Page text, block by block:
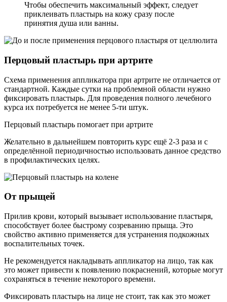
Чтобы обеспечить максимальный эффект, следует
приклеивать пластырь на кожу сразу после
принятия душа или ванны.
Перцовый пластырь при артрите
Схема применения аппликатора при артрите не отличается от
стандартной. Каждые сутки на проблемной области нужно
фиксировать пластырь. Для проведения полного лечебного
курса их потребуется не менее 5-ти штук.
Перцовый пластырь помогает при артрите
Желательно в дальнейшем повторить курс ещё 2-3 раза и с
определённой периодичностью использовать данное средство
в профилактических целях.
От прыщей
Прилив крови, который вызывает использование пластыря,
способствует более быстрому созреванию прыща. Это
свойство активно применяется для устранения подкожных
воспалительных точек.
Не рекомендуется накладывать аппликатор на лицо, так как
это может привести к появлению покраснений, которые могут
сохраняться в течение некоторого времени.
Фиксировать пластырь на лице не стоит, так как это может